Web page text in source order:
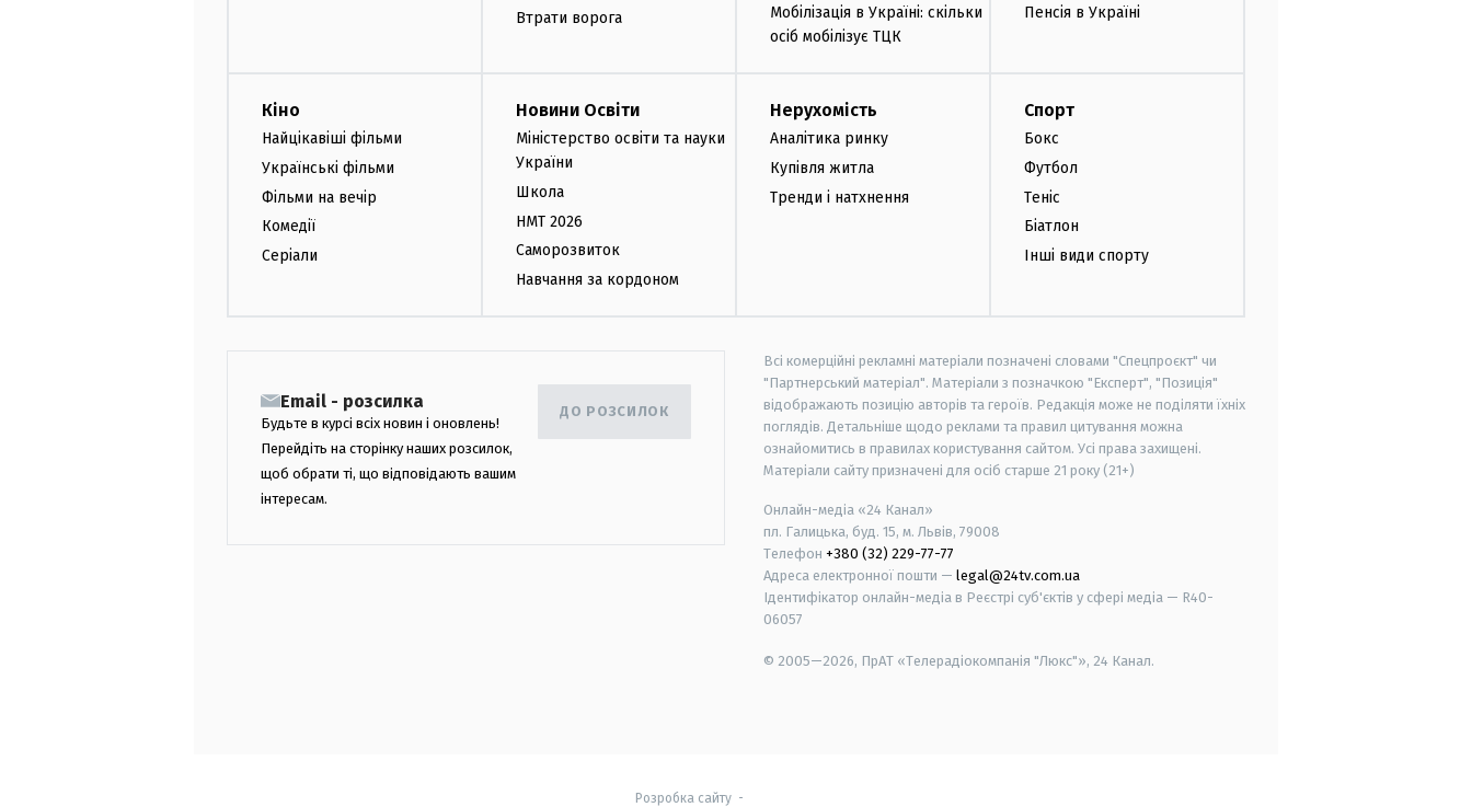
Втрати ворога
Мобілізація в Україні: скільки
осіб мобілізує ТЦК
Пенсія в Україні
Кіно
Найцікавіші фільми
Українські фільми
Фільми на вечір
Комедії
Серіали
Новини Освіти
Міністерство освіти та науки
України
Школа
НМТ 2026
Саморозвиток
Навчання за кордоном
Нерухомість
Аналітика ринку
Купівля житла
Тренди і натхнення
Спорт
Бокс
Футбол
Теніс
Біатлон
Інші види спорту
Email - розсилка
Будьте в курсі всіх новин і оновлень!
Перейдіть на сторінку наших розсилок,
щоб обрати ті, що відповідають вашим
інтересам.
ДО РОЗСИЛОК
Всі комерційні рекламні матеріали позначені словами "Спецпроєкт" чи
"Партнерський матеріал". Матеріали з позначкою "Експерт", "Позиція"
відображають позицію авторів та героїв. Редакція може не поділяти їхніх
поглядів. Детальніше щодо реклами та правил цитування можна
ознайомитись в правилах користування сайтом. Усі права захищені.
Матеріали сайту призначені для осіб старше 21 року (21+)
Онлайн-медіа «24 Канал»
пл. Галицька, буд. 15, м. Львів, 79008
Телефон +380 (32) 229-77-77
Адреса електронної пошти — legal@24tv.com.ua
Ідентифікатор онлайн-медіа в Реєстрі суб'єктів у сфері медіа — R40-
06057
© 2005—2026, ПрАТ «Телерадіокомпанія "Люкс"», 24 Канал.
Розробка сайту-